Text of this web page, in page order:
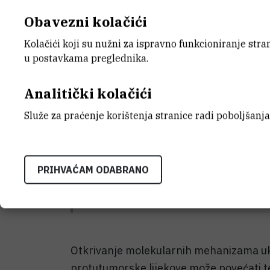
Hipoteza: Utišavanje integrina pomoću integrin-
KATEGORIJA
znanost
STATUS
Završen
Otkrivanje molekularnih mehanizama
Obavezni kolačići
Kolačići koji su nužni za ispravno funkcioniranje
u postavkama preglednika.
Analitički kolačići
Služe za praćenje korištenja stranice radi
PRIHVAĆAM ODABRANO